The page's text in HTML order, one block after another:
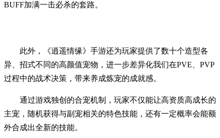
BUFF加满一击必杀的套路。
此外，《逍遥情缘》手游还为玩家提供了数十个造型各
异、招式不同的高颜值宠物，进一步差异化我们在PVE、PVP
过程中的战术决策，带来养成炼宠的成就感。
通过游戏独创的合宠机制，玩家不仅能让高资质高成长的
主宠，随机获得与副宠相关的特色技能，还有一定概率会能额
外合成出全新的技能。